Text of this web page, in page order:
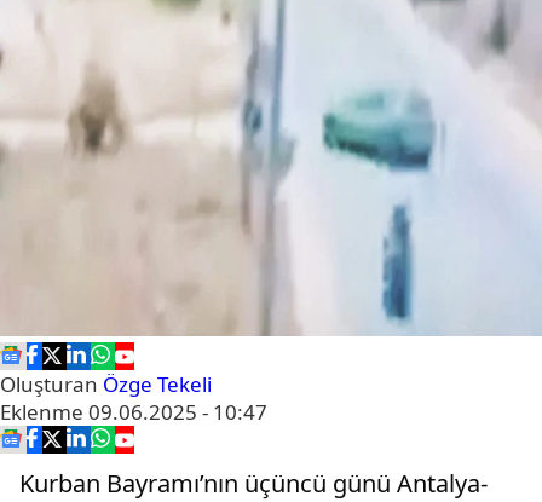
Oluşturan Özge Tekeli
Eklenme 09.06.2025 - 10:47
Kurban Bayramı’nın üçüncü günü Antalya-